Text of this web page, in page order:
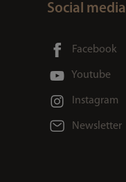
Social media
Facebook
Youtube
Instagram
Newsletter